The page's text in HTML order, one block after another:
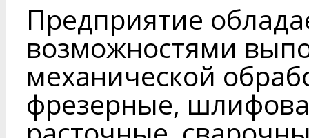
Предприятие
возможностями
механической
фрезерные,